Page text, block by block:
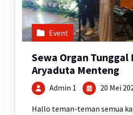
Event
Sewa Organ Tunggal
Aryaduta Menteng
Admin 1 20 Mei
Hallo teman-teman semua